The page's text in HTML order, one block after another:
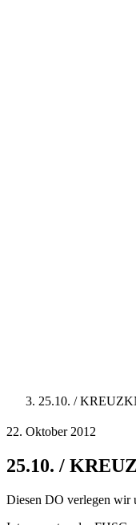
25.10. /
22. Oktober 2012
25.10. /
Diesen DO verlegen wir